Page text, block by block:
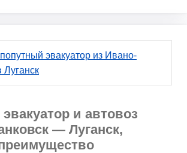
эвакуатор из Ивано-
Луганск
и автовоз
— Луганск,